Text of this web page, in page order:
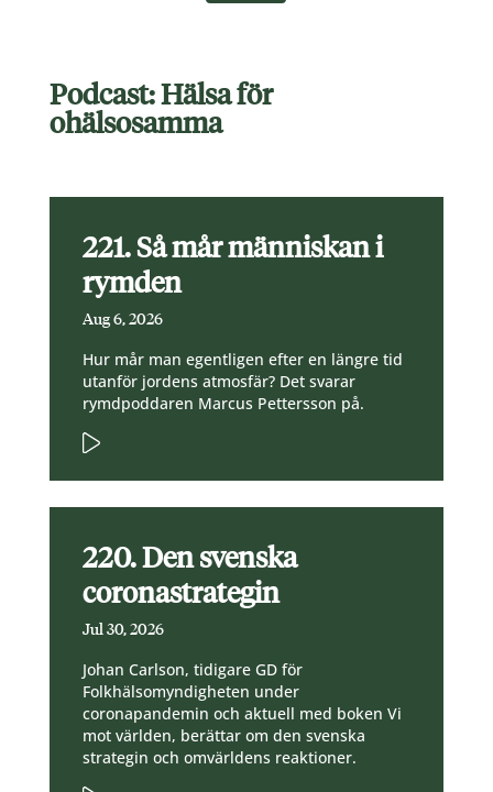
Podcast: Hälsa för
ohälsosamma
221. Så mår människan i
rymden
Aug 6, 2026
Hur mår man egentligen efter en längre tid
utanför jordens atmosfär? Det svarar
rymdpoddaren Marcus Pettersson på.
220. Den svenska
coronastrategin
Jul 30, 2026
Johan Carlson, tidigare GD för
Folkhälsomyndigheten under
coronapandemin och aktuell med boken Vi
mot världen, berättar om den svenska
strategin och omvärldens reaktioner.